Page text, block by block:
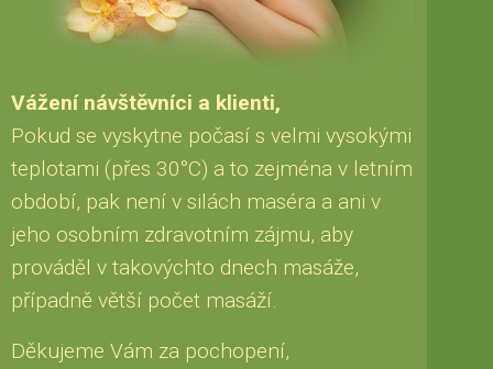
Vážení návštěvníci a klienti,
Pokud se vyskytne počasí s velmi vysokými
teplotami (přes 30°C) a to zejména v letním
období, pak není v silách maséra a ani v
jeho osobním zdravotním zájmu, aby
prováděl v takovýchto dnech masáže,
případně větší počet masáží.
Děkujeme Vám za pochopení,